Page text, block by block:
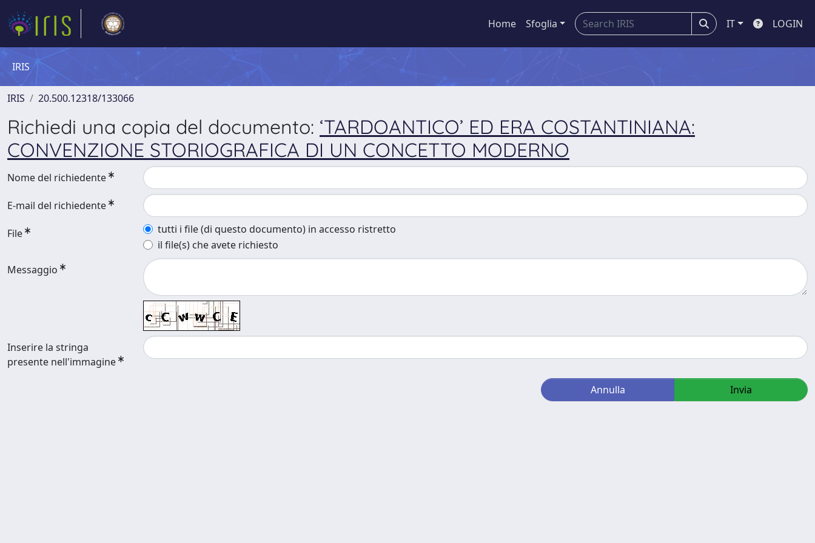
Home Sfoglia IT LOGIN
IRIS
IRIS 20.500.12318/133066
Richiedi una copia del documento: ‘TARDOANTICO’ ED ERA COSTANTINIANA:
CONVENZIONE STORIOGRAFICA DI UN CONCETTO MODERNO
Nome del richiedente
E-mail del richiedente
File
tutti i file (di questo documento) in accesso ristretto
il file(s) che avete richiesto
Messaggio
Inserire la stringa
presente nell'immagine
Annulla Invia